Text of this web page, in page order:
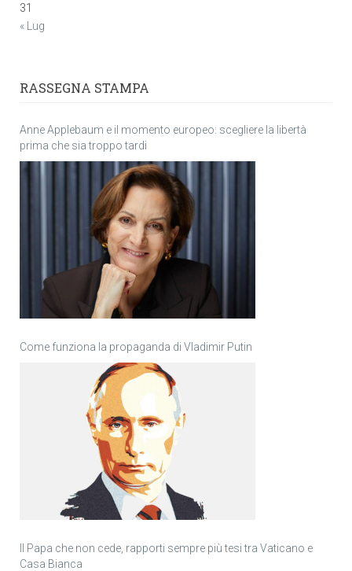
31
« Lug
RASSEGNA STAMPA
Anne Applebaum e il momento europeo: scegliere la libertà
prima che sia troppo tardi
Come funziona la propaganda di Vladimir Putin
Il Papa che non cede, rapporti sempre più tesi tra Vaticano e
Casa Bianca